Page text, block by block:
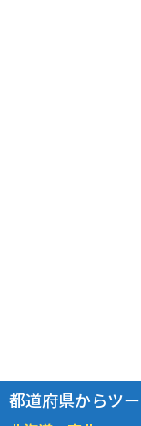
都道府県からツ